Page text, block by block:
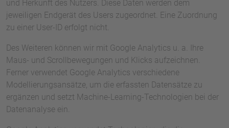
und Herkunft des Nutzers. Diese Daten werden dem
jeweiligen Endgerät des Users zugeordnet. Eine Zuordnung
zu einer User-ID erfolgt nicht.
Des Weiteren können wir mit Google Analytics u. a. Ihre
Maus- und Scrollbewegungen und Klicks aufzeichnen.
Ferner verwendet Google Analytics verschiedene
Modellierungsansätze, um die erfassten Datensätze zu
ergänzen und setzt Machine-Learning-Technologien bei der
Datenanalyse ein.